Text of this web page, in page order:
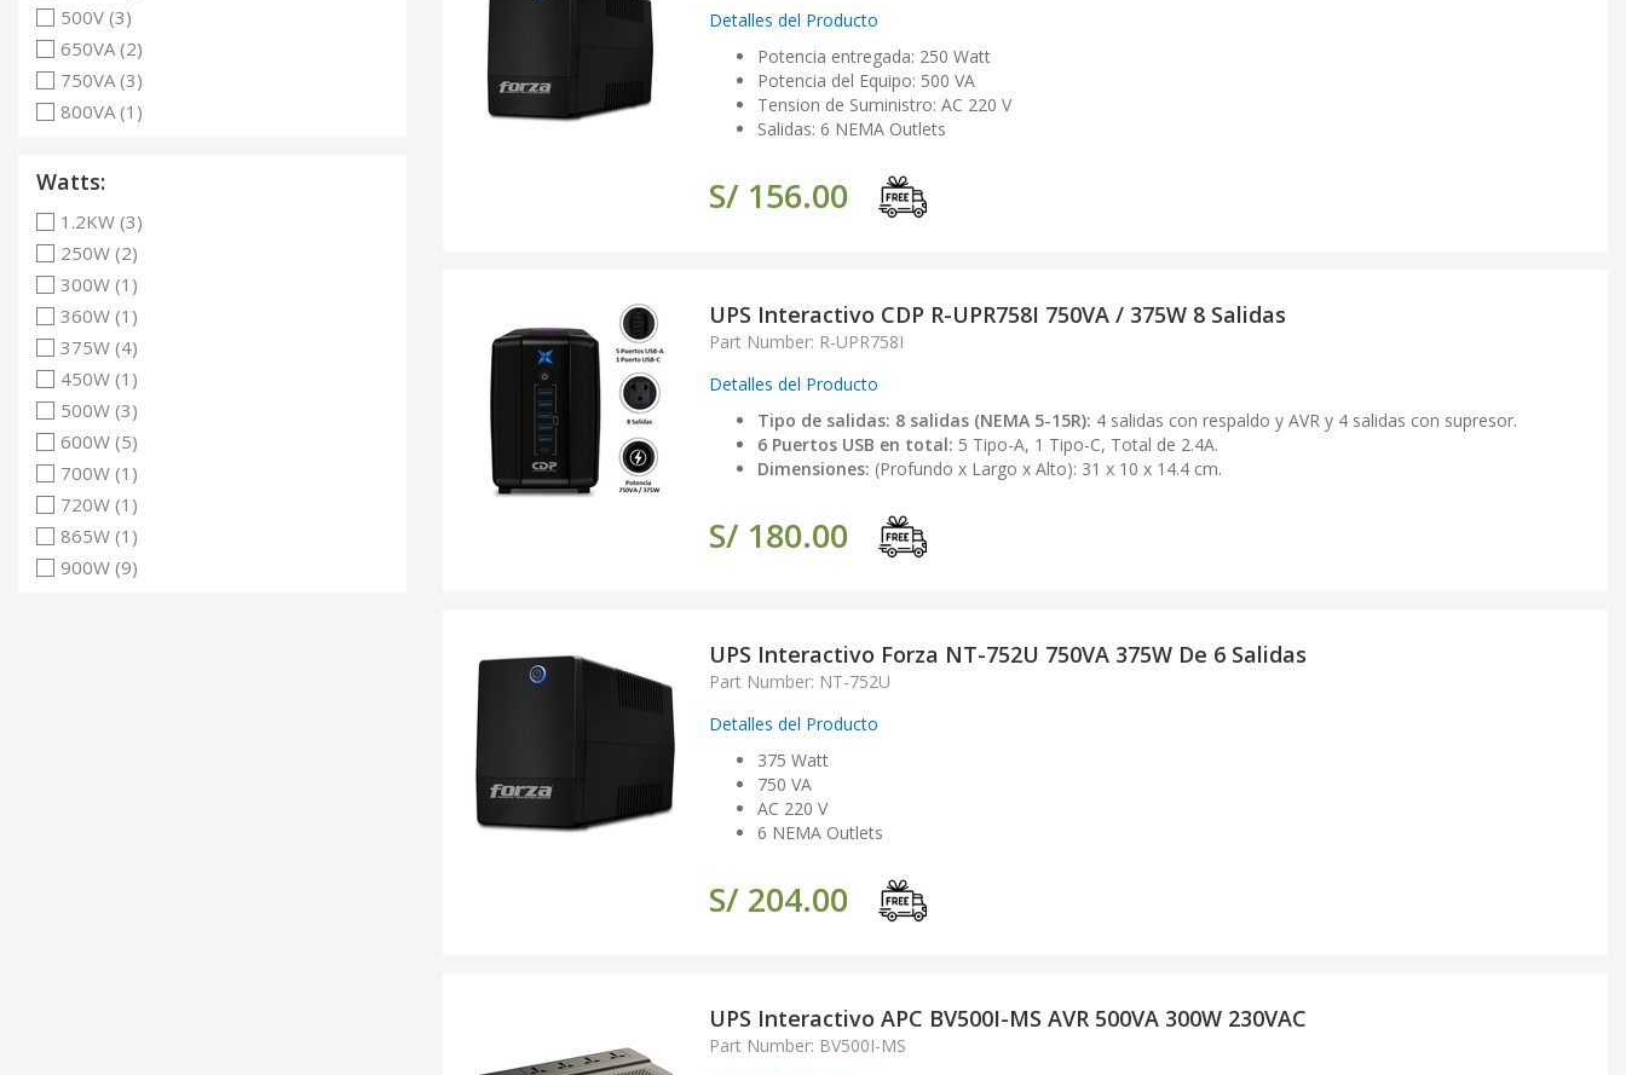
500V (3)
650VA (2)
750VA (3)
800VA (1)
Watts:
1.2KW (3)
250W (2)
300W (1)
360W (1)
375W (4)
450W (1)
500W (3)
600W (5)
700W (1)
720W (1)
865W (1)
900W (9)
Detalles del Producto
Potencia entregada: 250 Watt
Potencia del Equipo: 500 VA
Tension de Suministro: AC 220 V
Salidas: 6 NEMA Outlets
S/ 156.00
UPS Interactivo CDP R-UPR758I 750VA / 375W 8 Salidas
Part Number: R-UPR758I
Detalles del Producto
Tipo de salidas: 8 salidas (NEMA 5-15R): 4 salidas con respaldo y AVR y 4 salidas con supresor.
6 Puertos USB en total: 5 Tipo-A, 1 Tipo-C, Total de 2.4A.
Dimensiones: (Profundo x Largo x Alto): 31 x 10 x 14.4 cm.
S/ 180.00
UPS Interactivo Forza NT-752U 750VA 375W De 6 Salidas
Part Number: NT-752U
Detalles del Producto
375 Watt
750 VA
AC 220 V
6 NEMA Outlets
S/ 204.00
UPS Interactivo APC BV500I-MS AVR 500VA 300W 230VAC
Part Number: BV500I-MS